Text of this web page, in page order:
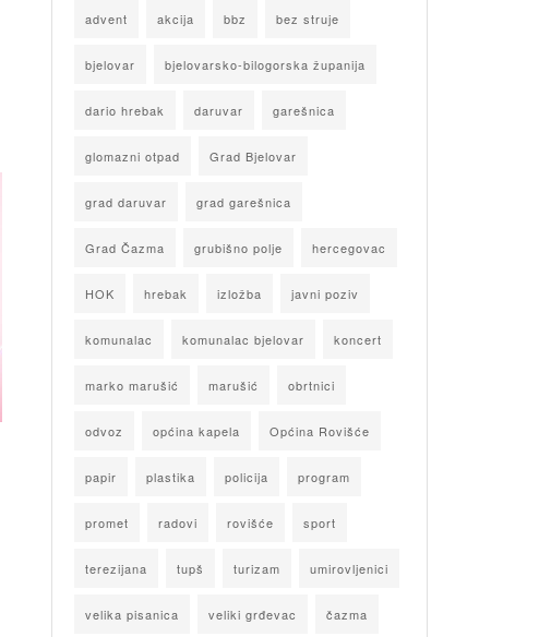
advent akcija bbz bez struje
bjelovar bjelovarsko-bilogorska županija
dario hrebak daruvar garešnica
glomazni otpad Grad Bjelovar
grad daruvar grad garešnica
Grad Čazma grubišno polje hercegovac
HOK hrebak izložba javni poziv
komunalac komunalac bjelovar koncert
marko marušić marušić obrtnici
odvoz općina kapela Općina Rovišće
papir plastika policija program
promet radovi rovišće sport
terezijana tupš turizam umirovljenici
velika pisanica veliki grđevac čazma